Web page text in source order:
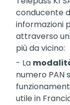
conducente
informazioni
attraverso
più da vicino:
- La
numero PAN
utile in